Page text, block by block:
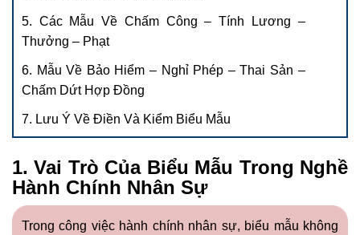
5. Các Mẫu Về Chấm Công – Tính Lương –
Thưởng – Phạt
6. Mẫu Về Bảo Hiểm – Nghỉ Phép – Thai Sản –
Chấm Dứt Hợp Đồng
7. Lưu Ý Về Điền Và Kiểm Biểu Mẫu
1. Vai Trò Của Biểu Mẫu Trong Nghề
Hành Chính Nhân Sự
Trong công việc hành chính nhân sự, biểu mẫu không